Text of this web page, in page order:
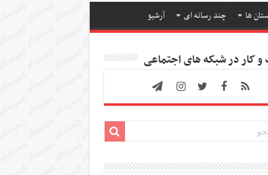
ها چند رسانه ای آرشیو
کار در شبکه های اجتماعی